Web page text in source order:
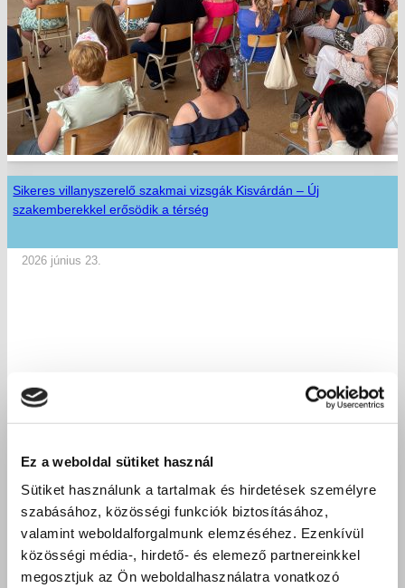
Ez a weboldal sütiket használ
Sütiket használunk a tartalmak és hirdetések személyre
szabásához, közösségi funkciók biztosításához,
valamint weboldalforgalmunk elemzéséhez. Ezenkívül
közösségi média-, hirdető- és elemező partnereinkkel
megosztjuk az Ön weboldalhasználatra vonatkozó
Sikeres villanyszerelő szakmai vizsgák Kisvárdán – Új
szakemberekkel erősödik a térség
2026 június 23.